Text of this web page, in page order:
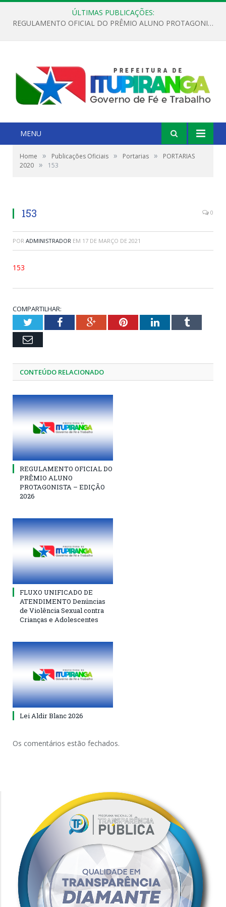
ÚLTIMAS PUBLICAÇÕES:
REGULAMENTO OFICIAL DO PRÊMIO ALUNO PROTAGONISTA – EDIÇÃO 2026
MENU
Home » Publicações Oficiais » Portarias »
PORTARIAS
2020 » 153
153 0
POR ADMINISTRADOR EM 17 DE MARÇO DE 2021
153
COMPARTILHAR:
TwitterFacebookGoogle+PinterestLinkedInTumblr
Email
CONTEÚDO RELACIONADO
REGULAMENTO OFICIAL DO
PRÊMIO ALUNO
PROTAGONISTA – EDIÇÃO
2026
FLUXO UNIFICADO DE
ATENDIMENTO Denúncias
de Violência Sexual contra
Crianças e Adolescentes
Lei Aldir Blanc 2026
Os comentários estão fechados.